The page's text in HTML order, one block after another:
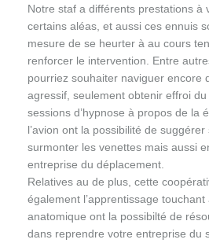
Notre staf a différents prestations à
certains aléas, et aussi ces ennuis
mesure de se heurter à au cours
renforcer le intervention. Entre
pourriez souhaiter naviguer encore
agressif, seulement obtenir effroi du
sessions d’hypnose à propos de la
l’avion ont la possibilité de
surmonter les venettes mais aussi
entreprise du déplacement.
Relatives au de plus, cette
également l’apprentissage touchant
anatomique ont la possibilté de
dans reprendre votre entreprise du